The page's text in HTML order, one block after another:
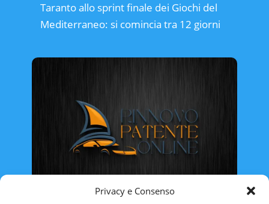
Privacy e Consenso
Taranto allo sprint finale dei Giochi del
Mediterraneo: si comincia tra 12 giorni